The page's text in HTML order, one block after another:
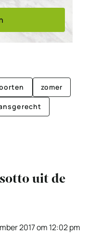
zomer
uit de
2017 om 12:02 pm